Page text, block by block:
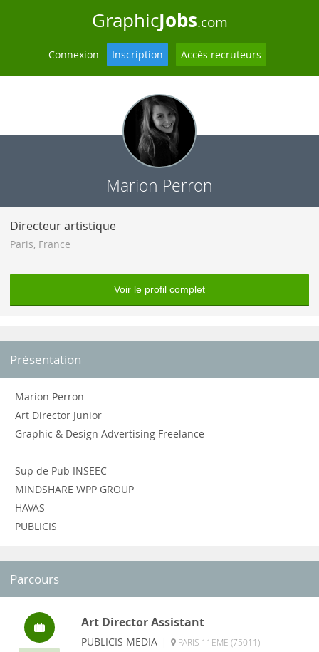
GraphicJobs.com
Connexion Inscription Accès recruteurs
Marion Perron
Directeur artistique
Paris, France
Voir le profil complet
Présentation
Marion Perron
Art Director Junior
Graphic & Design Advertising Freelance
Sup de Pub INSEEC
MINDSHARE WPP GROUP
HAVAS
PUBLICIS
Parcours
Art Director Assistant
PUBLICIS MEDIA | PARIS 11EME (75011)